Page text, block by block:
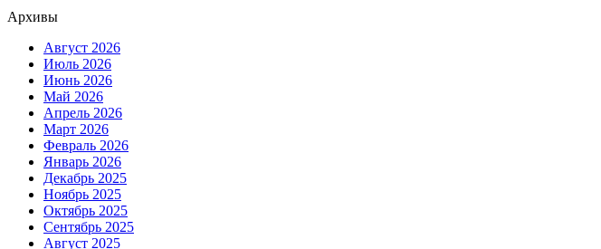
Архивы
Август 2026
Июль 2026
Июнь 2026
Май 2026
Апрель 2026
Март 2026
Февраль 2026
Январь 2026
Декабрь 2025
Ноябрь 2025
Октябрь 2025
Сентябрь 2025
Август 2025